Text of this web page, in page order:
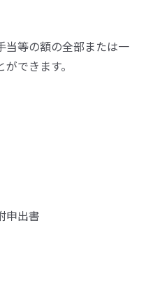
当等の額の全部または一
できます。
申出書